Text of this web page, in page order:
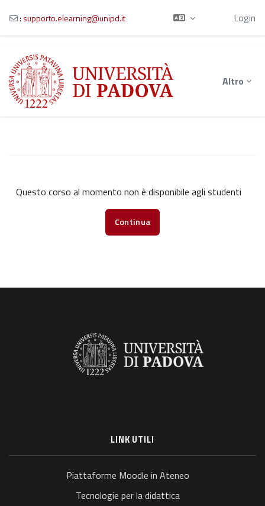
Vai al contenuto principale
: supporto.elearning@unipd.it Login
Altro
Questo corso al momento non è disponibile agli studenti
Continua
LINK UTILI
Piattaforme Moodle in Ateneo
Tecnologie per la didattica